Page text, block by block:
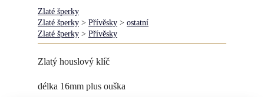
Zlaté šperky
Zlaté šperky > Přívěsky > ostatní
Zlaté šperky > Přívěsky
Zlatý houslový klíč
délka 16mm plus ouška